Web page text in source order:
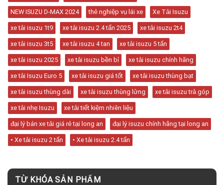
NEW ISUZU D-MAX 2024 thẻ nghiệp vụ lái xe Xe Tải Isuzu
xe tải isuzu 1t9 xe tải isuzu 2.4 tấn 2025 xe tải isuzu 2t4
xe tải isuzu 3t5 xe tải isuzu 4 tan xe tải isuzu 5 tấn
xe tải isuzu 2025 xe tải isuzu bền bỉ xe tải isuzu chính hãng
xe tải Isuzu Euro 5 xe tải isuzu giá tốt xe tải isuzu thùng bạt
xe tải isuzu thùng dài xe tải isuzu thùng lửng xe tải isuzu trả góp
xe tải nhẹ Isuzu xe tải tiết kiệm nhiên liệu
đại lý bán xe tải giá rẻ tại long an đại lý isuzu chính hãng tại long an
• Xe tải isuzu 2 tấn • Xe tải isuzu 2.4 tấn
TỪ KHÓA SẢN PHẨM